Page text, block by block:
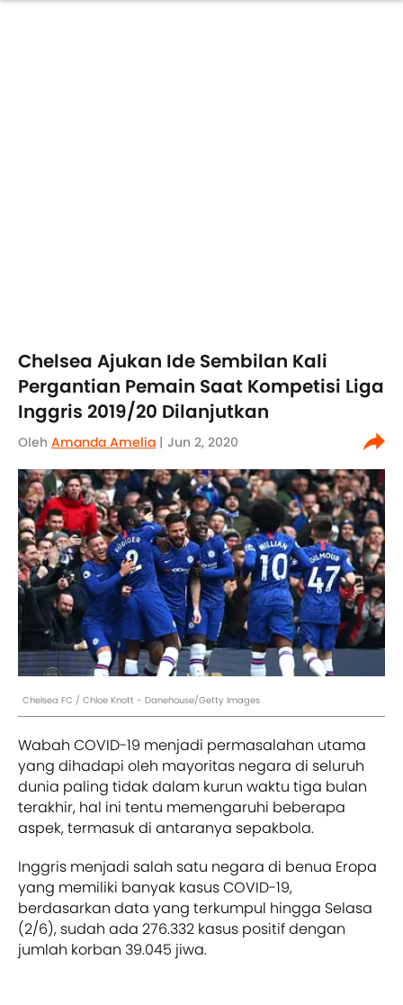
Chelsea Ajukan Ide Sembilan Kali
Pergantian Pemain Saat Kompetisi Liga
Inggris 2019/20 Dilanjutkan
Oleh Amanda Amelia | Jun 2, 2020
Chelsea FC / Chloe Knott - Danehouse/Getty Images
Wabah COVID-19 menjadi permasalahan utama
yang dihadapi oleh mayoritas negara di seluruh
dunia paling tidak dalam kurun waktu tiga bulan
terakhir, hal ini tentu memengaruhi beberapa
aspek, termasuk di antaranya sepakbola.
Inggris menjadi salah satu negara di benua Eropa
yang memiliki banyak kasus COVID-19,
berdasarkan data yang terkumpul hingga Selasa
(2/6), sudah ada 276.332 kasus positif dengan
jumlah korban 39.045 jiwa.